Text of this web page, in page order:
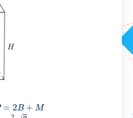
= 2B + M